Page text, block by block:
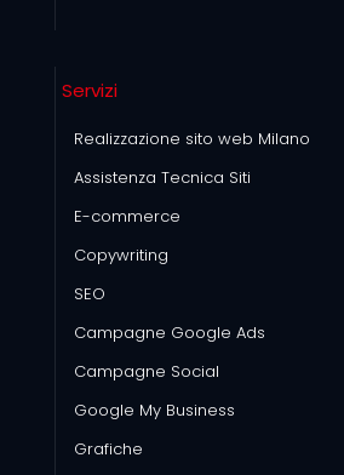
Servizi
Realizzazione sito web Milano
Assistenza Tecnica Siti
E-commerce
Copywriting
SEO
Campagne Google Ads
Campagne Social
Google My Business
Grafiche